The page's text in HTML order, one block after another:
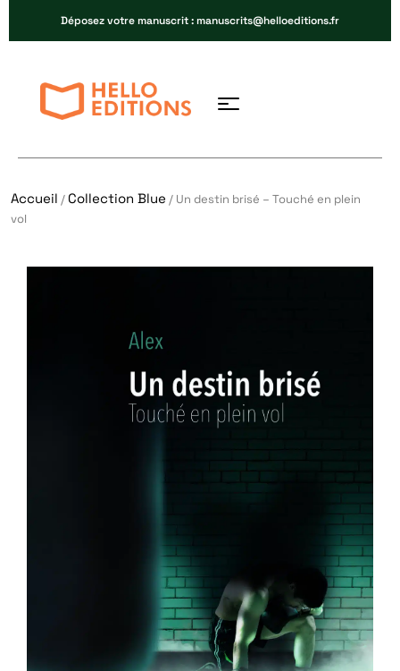
Déposez votre manuscrit : manuscrits@helloeditions.fr
Accueil /Collection Blue / Un destin brisé – Touché en plein
vol